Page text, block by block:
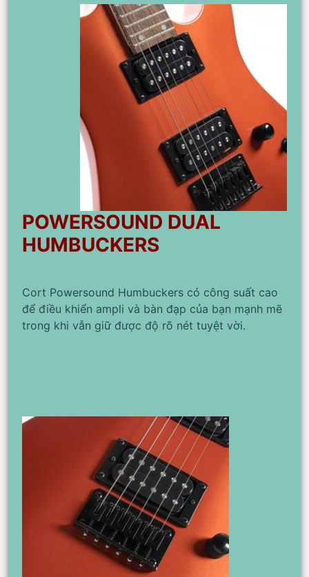
POWERSOUND DUAL
HUMBUCKERS
Cort Powersound Humbuckers có công suất cao
để điều khiển ampli và bàn đạp của bạn mạnh mẽ
trong khi vẫn giữ được độ rõ nét tuyệt vời.